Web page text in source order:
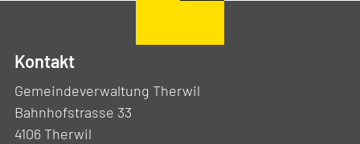
Kontakt
Gemeindeverwaltung Therwil
Bahnhofstrasse 33
4106 Therwil